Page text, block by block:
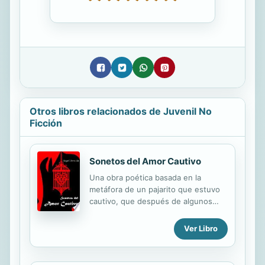
Otros libros relacionados de Juvenil No
Ficción
Sonetos del Amor Cautivo
Una obra poética basada en la
metáfora de un pajarito que estuvo
cautivo, que después de algunos
dulcísona tonada, al compás de tres
notas en una; quizá alguien lo
escuche, y tal vez disfrute de su
canto...Mientras tanto, el pajarito
Ver Libro